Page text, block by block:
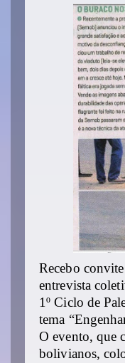
Recebo
entrevista
1º Ciclo de
tema
O evento, que
bolivianos,